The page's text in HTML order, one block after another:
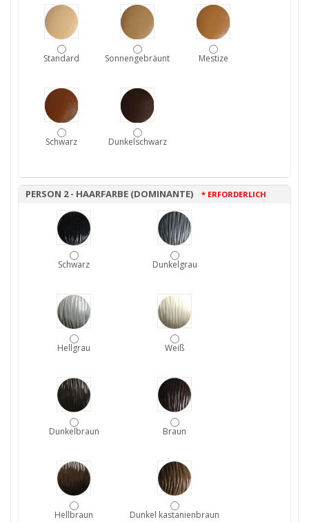
Standard Sonnengebräunt Mestize
Schwarz Dunkelschwarz
PERSON 2 - HAARFARBE (DOMINANTE) * ERFORDERLICH
Schwarz Dunkelgrau
Hellgrau Weiß
Dunkelbraun Braun
Hellbraun Dunkel kastanienbraun